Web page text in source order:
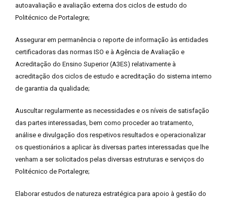
autoavaliação e avaliação externa dos ciclos de estudo do
Politécnico de Portalegre;
Assegurar em permanência o reporte de informação às entidades
certificadoras das normas ISO e à Agência de Avaliação e
Acreditação do Ensino Superior (A3ES) relativamente à
acreditação dos ciclos de estudo e acreditação do sistema interno
de garantia da qualidade;
Auscultar regularmente as necessidades e os níveis de satisfação
das partes interessadas, bem como proceder ao tratamento,
análise e divulgação dos respetivos resultados e operacionalizar
os questionários a aplicar às diversas partes interessadas que lhe
venham a ser solicitados pelas diversas estruturas e serviços do
Politécnico de Portalegre;
Elaborar estudos de natureza estratégica para apoio à gestão do